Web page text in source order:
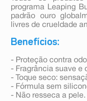
programa Leaping
padrão ouro
livres de crueldade
Benefícios:
- Proteção contra
- Fragrância suave e
- Toque seco:
- Fórmula sem
- Não resseca a pele.